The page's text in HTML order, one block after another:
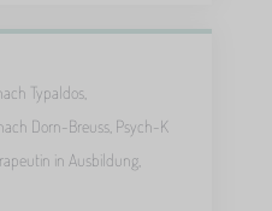
Typaldos,
Dorn-Breuss, Psych-K
in Ausbildung,